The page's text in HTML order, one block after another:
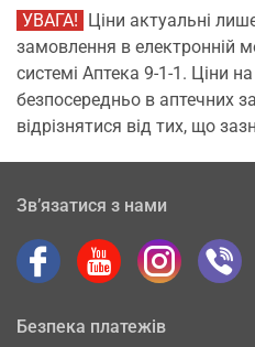
УВАГА! Ціни актуальні
замовлення в електронній
системі Аптека 9-1-1. Ціни
безпосередньо в аптечних
відрізнятися від тих, що
Зв’язатися з нами
Безпека платежів